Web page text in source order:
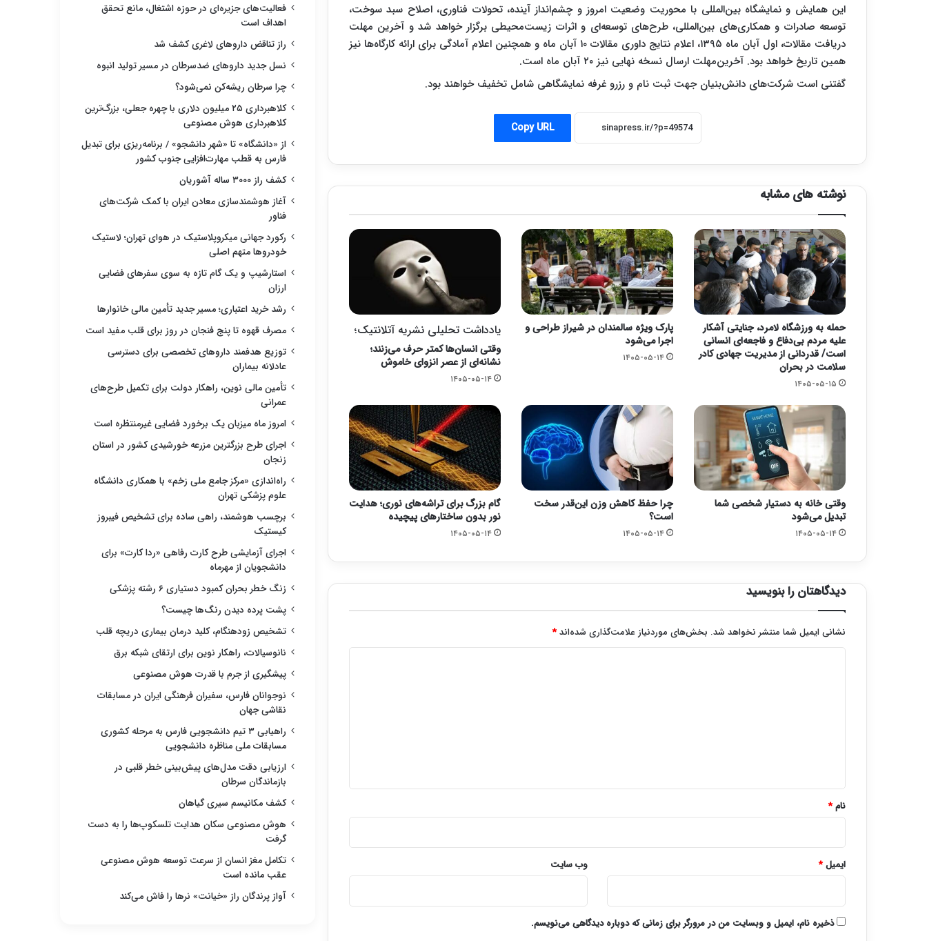
این همایش و نمایشگاه بین‌المللی با محوریت وضعیت امروز و چشم‌انداز آینده، تحولات فناوری، اصلاح سبد سوخت،
توسعه صادرات و همکاری‌های بین‌المللی، طرح‌های توسعه‌ای و اثرات زیست‌محیطی برگزار خواهد شد و آخرین‌ مهلت
دریافت مقالات، اول آبان ماه ۱۳۹۵، اعلام نتایج داوری مقالات ۱۰ آبان ماه و همچنین اعلام آمادگی برای ارائه کارگاه‌ها نیز
همین تاریخ خواهد بود. آخرین‌مهلت ارسال نسخه نهایی نیز ۲۰ آبان ماه است.
گفتنی است شرکت‌های دانش‌بنیان جهت ثبت نام و رزرو غرفه نمایشگاهی شامل تخفیف خواهند بود.
Copy URL
نوشته های مشابه
حمله به ورزشگاه لامرد، جنایتی آشکار
علیه مردم بی‌دفاع و فاجعه‌ای انسانی
است/ قدردانی از مدیریت جهادی کادر
سلامت در بحران
۱۴۰۵-۰۵-۱۵
پارک ویژه سالمندان در شیراز طراحی و
اجرا می‌شود
۱۴۰۵-۰۵-۱۴
یادداشت تحلیلی نشریه آتلانتیک؛
وقتی انسان‌ها کمتر حرف می‌زنند؛
نشانه‌ای از عصر انزوای خاموش
۱۴۰۵-۰۵-۱۴
وقتی خانه به دستیار شخصی شما
تبدیل می‌شود
۱۴۰۵-۰۵-۱۴
چرا حفظ کاهش وزن این‌قدر سخت
است؟
۱۴۰۵-۰۵-۱۴
گام بزرگ برای تراشه‌های نوری؛ هدایت
نور بدون ساختارهای پیچیده
۱۴۰۵-۰۵-۱۴
دیدگاهتان را بنویسید
نشانی ایمیل شما منتشر نخواهد شد. بخش‌های موردنیاز علامت‌گذاری شده‌اند*
نام*
ایمیل* وب‌ سایت
ذخیره نام، ایمیل و وبسایت من در مرورگر برای زمانی که دوباره دیدگاهی می‌نویسم.
فعالیت‌های جزیره‌ای در حوزه اشتغال، مانع تحقق
اهداف است
راز تناقض داروهای لاغری کشف شد
نسل جدید داروهای ضدسرطان در مسیر تولید انبوه
چرا سرطان ریشه‌کن نمی‌شود؟
کلاهبرداری ۲۵ میلیون دلاری با چهره جعلی، بزرگ‌ترین
کلاهبرداری هوش مصنوعی
از «دانشگاه» تا «شهر دانشجو» / برنامه‌ریزی برای تبدیل
فارس به قطب مهارت‌افزایی جنوب کشور
کشف راز ۳۰۰۰ ساله آشوریان
آغاز هوشمندسازی معادن ایران با کمک شرکت‌های
فناور
رکورد جهانی میکروپلاستیک در هوای تهران؛ لاستیک
خودروها متهم اصلی
استارشیپ و یک گام تازه به سوی سفرهای فضایی
ارزان
رشد خرید اعتباری؛ مسیر جدید تأمین مالی خانوارها
مصرف قهوه تا پنج فنجان در روز برای قلب مفید است
توزیع هدفمند داروهای تخصصی برای دسترسی
عادلانه بیماران
تأمین مالی نوین، راهکار دولت برای تکمیل طرح‌های
عمرانی
امروز ماه میزبان یک برخورد فضایی غیرمنتظره است
اجرای طرح بزرگترین مزرعه خورشیدی کشور در استان
زنجان
راه‌اندازی «مرکز جامع ملی زخم» با همکاری دانشگاه
علوم پزشکی تهران
برچسب هوشمند، راهی ساده برای تشخیص فیبروز
کیستیک
اجرای آزمایشی طرح کارت رفاهی «ردا کارت» برای
دانشجویان از مهرماه
زنگ خطر بحران کمبود دستیاری ۶ رشته پزشکی
پشت پرده دیدن رنگ‌ها چیست؟
تشخیص زودهنگام، کلید درمان بیماری دریچه قلب
نانوسیالات، راهکار نوین برای ارتقای شبکه برق
پیشگیری از جرم با قدرت هوش مصنوعی
نوجوانان فارس، سفیران فرهنگی ایران در مسابقات
نقاشی جهان
راهیابی ۳ تیم دانشجویی فارس به مرحله کشوری
مسابقات ملی مناظره دانشجویی
ارزیابی دقت مدل‌های پیش‌بینی خطر قلبی در
بازماندگان سرطان
کشف مکانیسم سیری گیاهان
هوش مصنوعی سکان هدایت تلسکوپ‌ها را به دست
گرفت
تکامل مغز انسان از سرعت توسعه هوش مصنوعی
عقب مانده است
آواز پرندگان راز «خیانت» نرها را فاش می‌کند